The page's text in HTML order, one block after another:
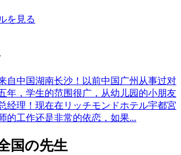
を見る
自中国湖南长沙！以前中国广州从事过对
年，学生的范围很广，从幼儿园的小朋友
经理！现在在リッチモンドホテル宇都宮
的工作还是非常的依恋，如果...
国の先生